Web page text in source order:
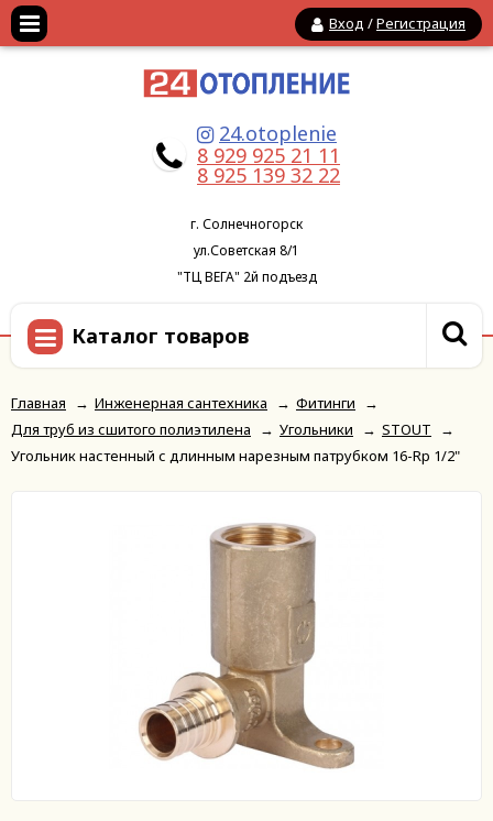
Вход /Регистрация
24.otoplenie
8 929 925 21 11
8 925 139 32 22
г. Солнечногорск
ул.Советская 8/1
"ТЦ ВЕГА" 2й подъезд
Каталог товаров
Главная → Инженерная сантехника → Фитинги
→
Для труб из сшитого полиэтилена
→ Угольники → STOUT
→
Угольник настенный с длинным нарезным патрубком 16-Rp 1/2"